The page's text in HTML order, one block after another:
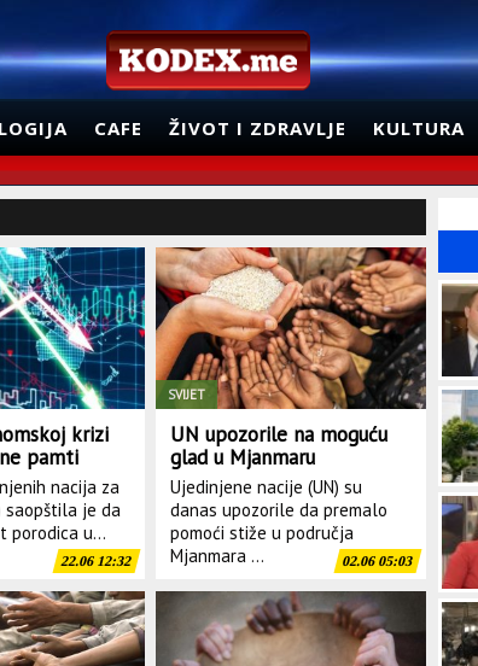
CAFE ŽIVOT I ZDRAVLJE KULTURA
krizi
pamti
nacija za
saopštila je da
porodica u...
22.06 12:32
SVIJET
UN upozorile na moguću
glad u Mjanmaru
Ujedinjene nacije (UN) su
danas upozorile da premalo
pomoći stiže u područja
Mjanmara ...
02.06 05:03